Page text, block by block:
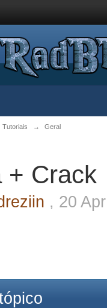
Tutoriais → Geral
+ Crack
, 20